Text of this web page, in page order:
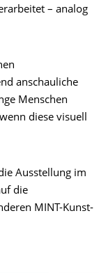
– analog
anschauliche
Menschen
diese visuell
Ausstellung im
die
MINT-Kunst-